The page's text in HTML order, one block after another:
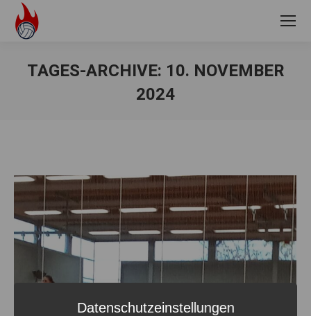
TAGES-ARCHIVE: 10. NOVEMBER
2024
Datenschutzeinstellungen